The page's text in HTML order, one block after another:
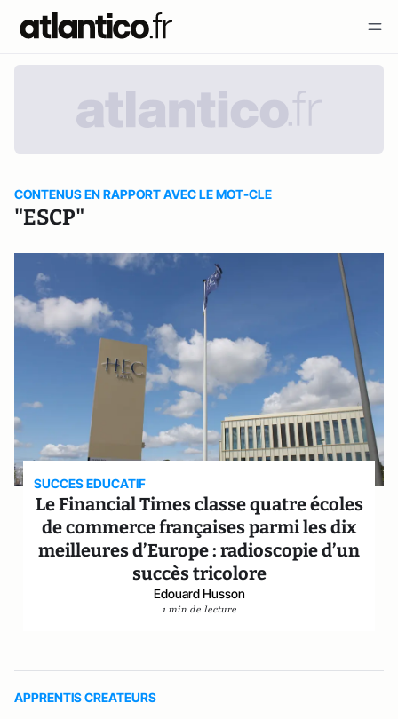
CONTENUS EN RAPPORT AVEC LE MOT-CLE
"ESCP"
SUCCES EDUCATIF
Le Financial Times classe quatre écoles
de commerce françaises parmi les dix
meilleures d’Europe : radioscopie d’un
succès tricolore
Edouard Husson
1 min de lecture
APPRENTIS CREATEURS